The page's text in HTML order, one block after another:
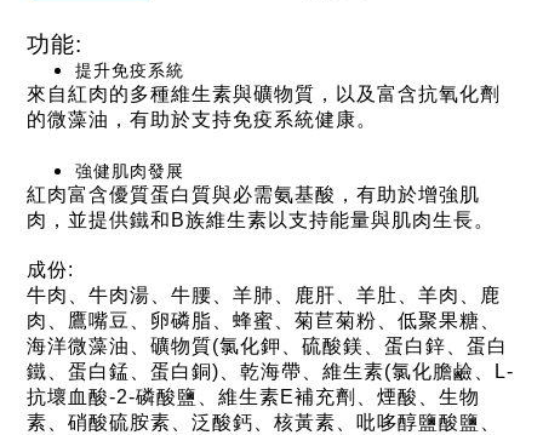
功能:
提升免疫系統
來自紅肉的多種維生素與礦物質，以及富含抗氧化劑
的微藻油，有助於支持免疫系統健康。
強健肌肉發展
紅肉富含優質蛋白質與必需氨基酸，有助於增強肌
肉，並提供鐵和B族維生素以支持能量與肌肉生長。
成份:
牛肉、牛肉湯、牛腰、羊肺、鹿肝、羊肚、羊肉、鹿
肉、鷹嘴豆、卵磷脂、蜂蜜、菊苣菊粉、低聚果糖、
海洋微藻油、礦物質(氯化鉀、硫酸鎂、蛋白鋅、蛋白
鐵、蛋白錳、蛋白銅)、乾海帶、維生素(氯化膽鹼、L-
抗壞血酸-2-磷酸鹽、維生素E補充劑、煙酸、生物
素、硝酸硫胺素、泛酸鈣、核黃素、吡哆醇鹽酸鹽、